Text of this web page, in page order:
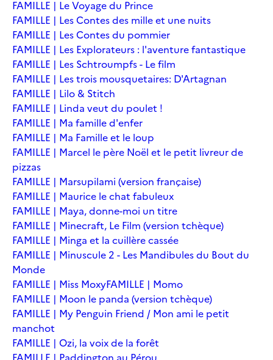
FAMILLE | Le Voyage du Prince
FAMILLE | Les Contes des mille et une nuits
FAMILLE | Les Contes du pommier
FAMILLE | Les Explorateurs : l'aventure fantastique
FAMILLE | Les Schtroumpfs - Le film
FAMILLE | Les trois mousquetaires: D'Artagnan
FAMILLE | Lilo & Stitch
FAMILLE | Linda veut du poulet !
FAMILLE | Ma famille d'enfer
FAMILLE | Ma Famille et le loup
FAMILLE | Marcel le père Noël et le petit livreur de
pizzas
FAMILLE | Marsupilami (version française)
FAMILLE | Maurice le chat fabuleux
FAMILLE | Maya, donne-moi un titre
FAMILLE | Minecraft, Le Film (version tchèque)
FAMILLE | Minga et la cuillère cassée
FAMILLE | Minuscule 2 - Les Mandibules du Bout du
Monde
FAMILLE | Miss MoxyFAMILLE | Momo
FAMILLE | Moon le panda (version tchèque)
FAMILLE | My Penguin Friend / Mon ami le petit
manchot
FAMILLE | Ozi, la voix de la forêt